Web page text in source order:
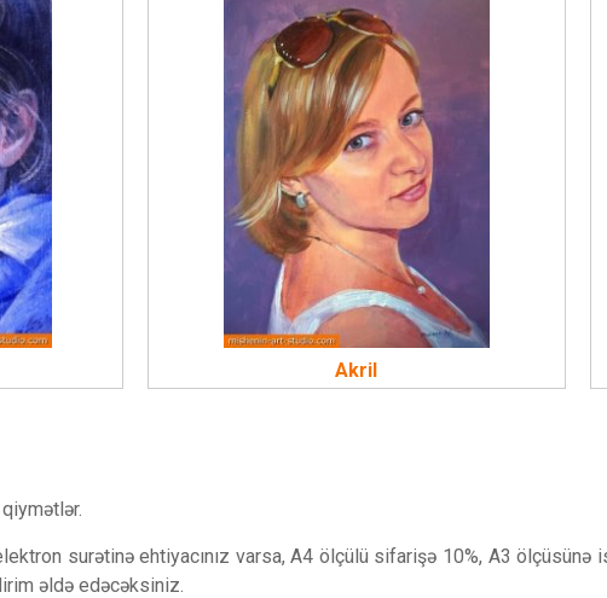
Akril
surətinə ehtiyacınız varsa, A4 ölçülü sifarişə 10%, A3
əldə edəcəksiniz.